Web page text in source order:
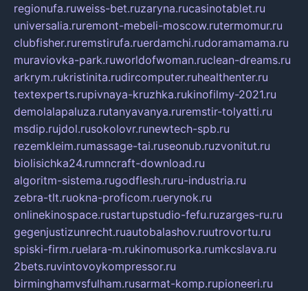
regionufa.ruweiss-bet.ruzaryna.rucasinotablet.ru
universalia.ruremont-mebeli-moscow.rutermomur.ru
clubfisher.ruremstirufa.ruerdamchi.rudoramamama.ru
muraviovka-park.ruworldofwoman.ruclean-dreams.ru
arkrym.rukristinita.rudircomputer.ruhealthenter.ru
textexperts.rupivnaya-kruzhka.rukinofilmy-2021.ru
demolalapaluza.rutanyavanya.ruremstir-tolyatti.ru
msdip.rujdol.rusokolovr.runewtech-spb.ru
rezemkleim.rumassage-tai.ruseonub.ruzvonitut.ru
biolisichka24.rumncraft-download.ru
algoritm-sistema.rugodflesh.ruru-industria.ru
zebra-tlt.ruokna-proficom.ruerynok.ru
onlinekinospace.rustartupstudio-fefu.ruzarges-ru.ru
gegenjustizunrecht.ruautobalashov.ruutrovortu.ru
spiski-firm.ruelara-m.rukinomusorka.rumkcslava.ru
2bets.ruvintovoykompressor.ru
birminghamvsfulham.rusarmat-komp.rupioneeri.ru